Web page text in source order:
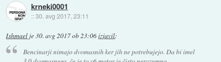
krneki0001
::30. avg 2017, 23:11
Ishmael je30. avg 2017 ob 23:06izjavil:
Bencinarji nimajo dvomasnih ker jih ne potrebujejo. Da bi imel